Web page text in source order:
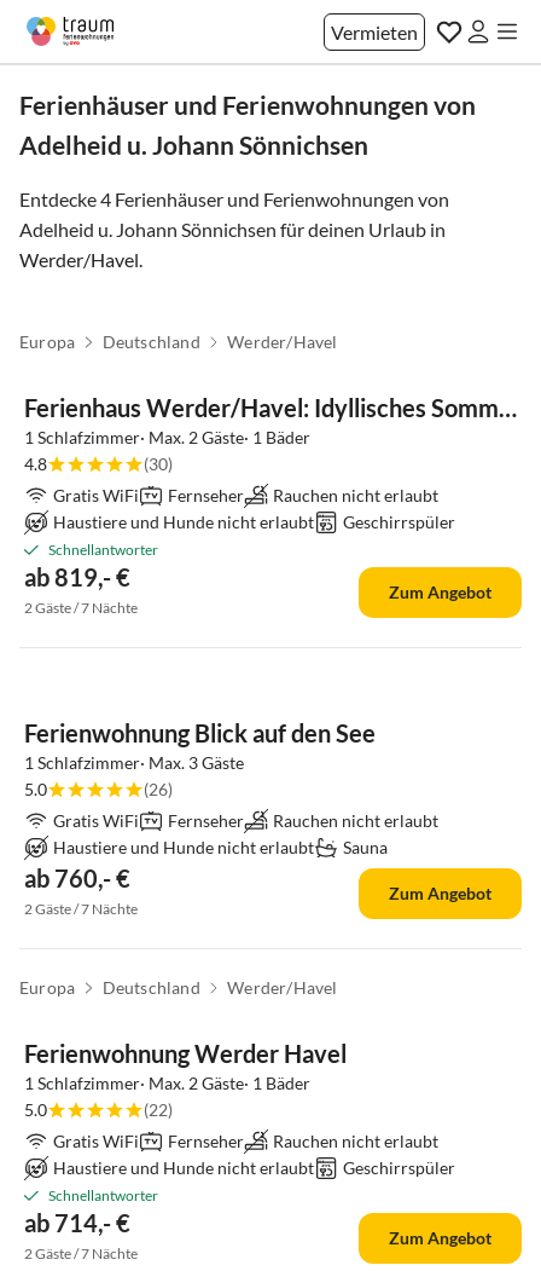
Vermieten
Ferienhäuser und Ferienwohnungen von
Adelheid u. Johann Sönnichsen
Entdecke 4 Ferienhäuser und Ferienwohnungen von
Adelheid u. Johann Sönnichsen für deinen Urlaub in
Werder/Havel.
Europa Deutschland Werder/Havel
Ferienhaus Werder/Havel: Idyllisches Sommerhaus See nah
1 Schlafzimmer· Max. 2 Gäste· 1 Bäder
4.8
(30)
Gratis WiFi
Fernseher
Rauchen nicht erlaubt
Haustiere und Hunde nicht erlaubt
Geschirrspüler
Schnellantworter
ab 819,- €
2 Gäste / 7 Nächte
Zum Angebot
Ferienwohnung Blick auf den See
1 Schlafzimmer· Max. 3 Gäste
5.0
(26)
Gratis WiFi
Fernseher
Rauchen nicht erlaubt
Haustiere und Hunde nicht erlaubt
Sauna
ab 760,- €
2 Gäste / 7 Nächte
Zum Angebot
Europa Deutschland Werder/Havel
Ferienwohnung Werder Havel
1 Schlafzimmer· Max. 2 Gäste· 1 Bäder
5.0
(22)
Gratis WiFi
Fernseher
Rauchen nicht erlaubt
Haustiere und Hunde nicht erlaubt
Geschirrspüler
Schnellantworter
ab 714,- €
2 Gäste / 7 Nächte
Zum Angebot